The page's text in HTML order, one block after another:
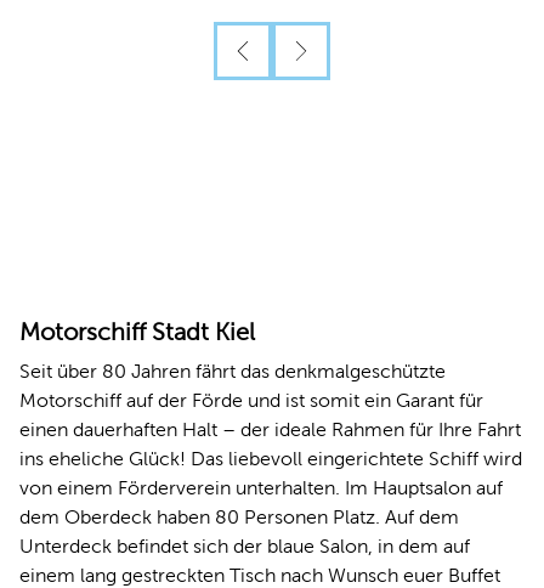
Motorschiff Stadt Kiel
Seit über 80 Jahren fährt das denkmalgeschützte
Motorschiff auf der Förde und ist somit ein Garant für
einen dauerhaften Halt – der ideale Rahmen für Ihre Fahrt
ins eheliche Glück! Das liebevoll eingerichtete Schiff wird
von einem Förderverein unterhalten. Im Hauptsalon auf
dem Oberdeck haben 80 Personen Platz. Auf dem
Unterdeck befindet sich der blaue Salon, in dem auf
einem lang gestreckten Tisch nach Wunsch euer Buffet